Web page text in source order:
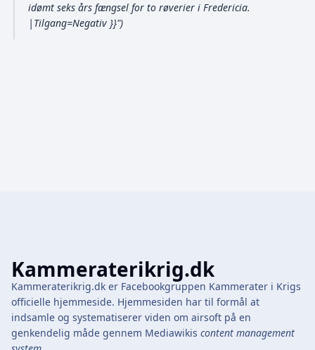
r
idømt seks års fængsel for to røverier i Fredericia.
|Tilgang=Negativ }}"
Kammeraterikrig.dk
Kammeraterikrig.dk er Facebookgruppen Kammerater i Krigs
officielle hjemmeside. Hjemmesiden har til formål at
indsamle og systematiserer viden om airsoft på en
genkendelig måde gennem Mediawikis content management